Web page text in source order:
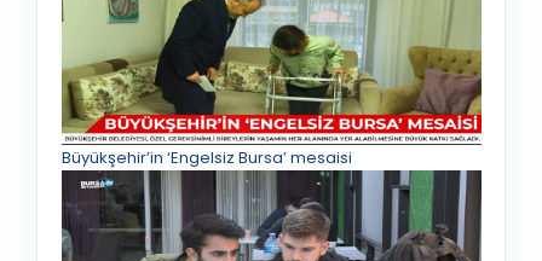
Büyükşehir’in ‘Engelsiz Bursa’ mesaisi